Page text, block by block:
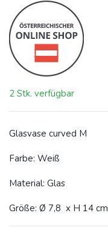
2 Stk. verfügbar
Glasvase curved M
Farbe: Weiß
Material: Glas
Größe: Ø 7,8 x H 14 cm